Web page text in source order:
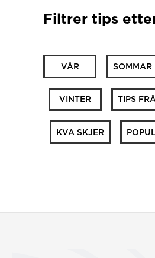
Filtrer tips
VÅR SOMMAR
VINTER TIPS
KVA SKJER